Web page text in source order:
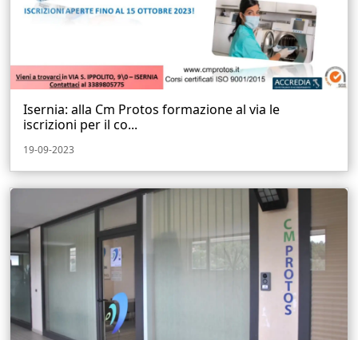
Isernia: alla Cm Protos formazione al via le
iscrizioni per il co...
19-09-2023